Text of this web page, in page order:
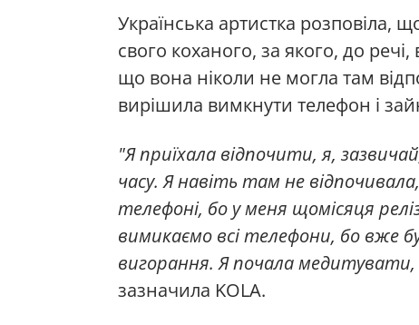
Українська артистка розповіла,
свого коханого, за якого, до
що вона ніколи не могла там
вирішила вимкнути телефон і
"Я приїхала відпочити, я,
часу. Я навіть там не
телефоні, бо у меня щомісяця
вимикаємо всі телефони, бо вже
вигорання. Я почала
зазначила KOLA.